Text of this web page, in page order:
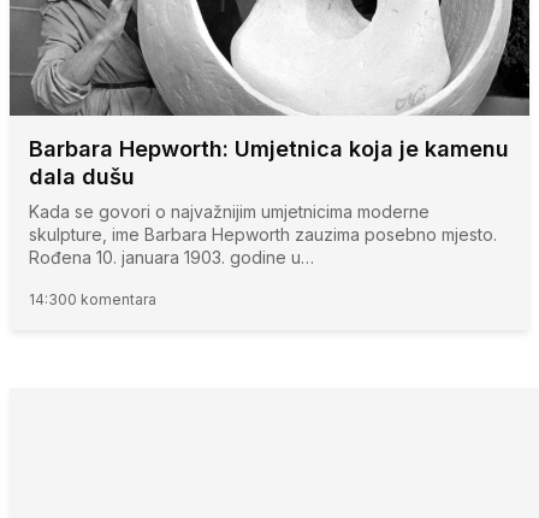
Barbara Hepworth: Umjetnica koja je kamenu
dala dušu
Kada se govori o najvažnijim umjetnicima moderne
skulpture, ime Barbara Hepworth zauzima posebno mjesto.
Rođena 10. januara 1903. godine u…
14:300 komentara